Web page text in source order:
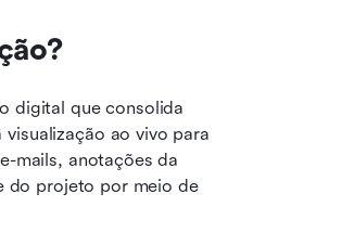
digital que consolida
ao vivo para
mails, anotações da
do projeto por meio de